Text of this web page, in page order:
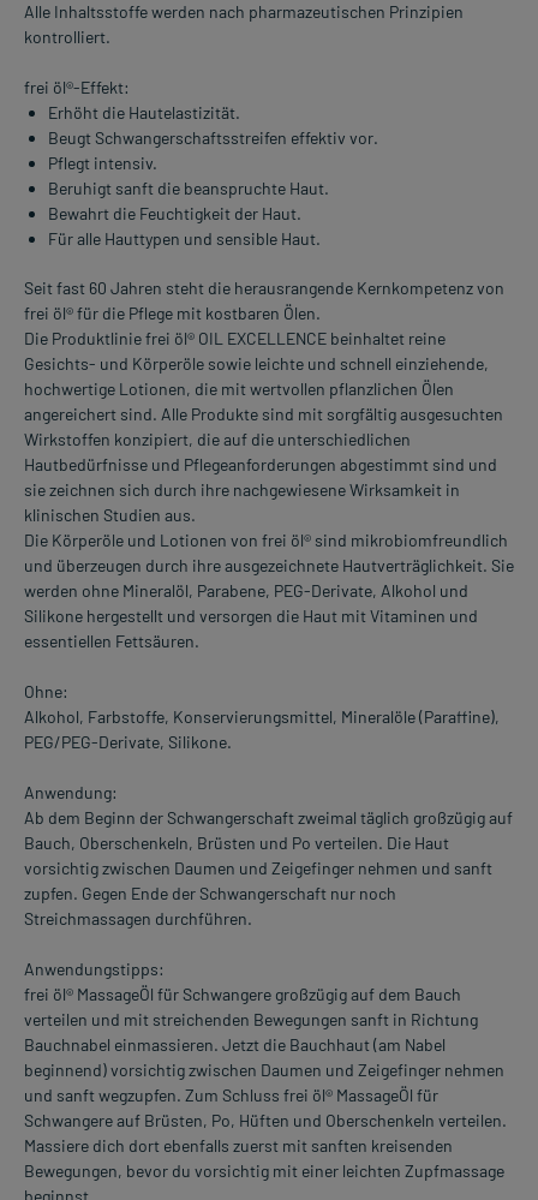
Alle Inhaltsstoffe werden nach pharmazeutischen Prinzipien
kontrolliert.
frei öl®-Effekt:
Erhöht die Hautelastizität.
Beugt Schwangerschaftsstreifen effektiv vor.
Pflegt intensiv.
Beruhigt sanft die beanspruchte Haut.
Bewahrt die Feuchtigkeit der Haut.
Für alle Hauttypen und sensible Haut.
Seit fast 60 Jahren steht die herausrangende Kernkompetenz von
frei öl® für die Pflege mit kostbaren Ölen.
Die Produktlinie frei öl® OIL EXCELLENCE beinhaltet reine
Gesichts- und Körperöle sowie leichte und schnell einziehende,
hochwertige Lotionen, die mit wertvollen pflanzlichen Ölen
angereichert sind. Alle Produkte sind mit sorgfältig ausgesuchten
Wirkstoffen konzipiert, die auf die unterschiedlichen
Hautbedürfnisse und Pflegeanforderungen abgestimmt sind und
sie zeichnen sich durch ihre nachgewiesene Wirksamkeit in
klinischen Studien aus.
Die Körperöle und Lotionen von frei öl® sind mikrobiomfreundlich
und überzeugen durch ihre ausgezeichnete Hautverträglichkeit. Sie
werden ohne Mineralöl, Parabene, PEG-Derivate, Alkohol und
Silikone hergestellt und versorgen die Haut mit Vitaminen und
essentiellen Fettsäuren.
Ohne:
Alkohol, Farbstoffe, Konservierungsmittel, Mineralöle (Paraffine),
PEG/PEG-Derivate, Silikone.
Anwendung:
Ab dem Beginn der Schwangerschaft zweimal täglich großzügig auf
Bauch, Oberschenkeln, Brüsten und Po verteilen. Die Haut
vorsichtig zwischen Daumen und Zeigefinger nehmen und sanft
zupfen. Gegen Ende der Schwangerschaft nur noch
Streichmassagen durchführen.
Anwendungstipps:
frei öl® MassageÖl für Schwangere großzügig auf dem Bauch
verteilen und mit streichenden Bewegungen sanft in Richtung
Bauchnabel einmassieren. Jetzt die Bauchhaut (am Nabel
beginnend) vorsichtig zwischen Daumen und Zeigefinger nehmen
und sanft wegzupfen. Zum Schluss frei öl® MassageÖl für
Schwangere auf Brüsten, Po, Hüften und Oberschenkeln verteilen.
Massiere dich dort ebenfalls zuerst mit sanften kreisenden
Bewegungen, bevor du vorsichtig mit einer leichten Zupfmassage
beginnst.